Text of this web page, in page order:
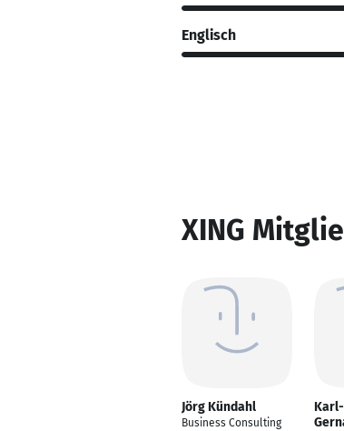
Englisch
XING
Jörg Kündahl
Business Consulting